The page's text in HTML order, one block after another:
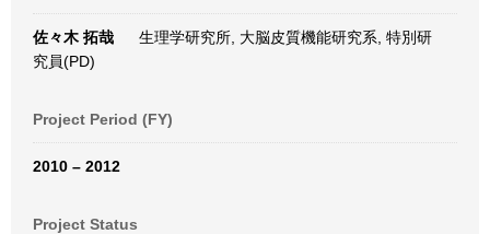
佐々木 拓哉
生理学研究所, 大脳皮質機能研究系, 特別研
究員(PD)
Project Period (FY)
2010 – 2012
Project Status